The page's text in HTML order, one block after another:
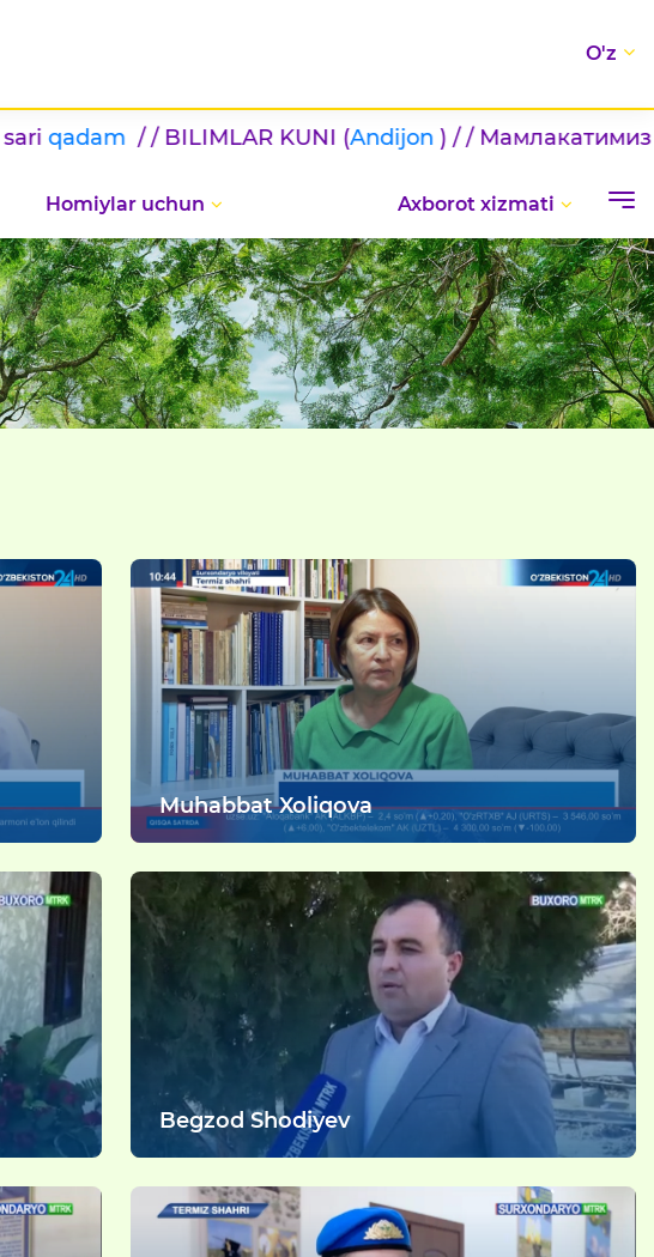
O'z
/ / BILIMLAR KUNI (Andijon) / / Мамлакатимиз
Homiylar uchun Axborot xizmati
Muhabbat Xoliqova
Begzod Shodiyev